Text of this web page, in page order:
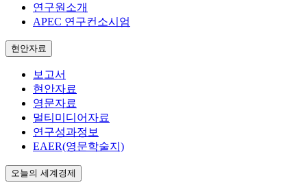
연구원소개
APEC 연구컨소시엄
현안자료
보고서
현안자료
영문자료
멀티미디어자료
연구성과정보
EAER(영문학술지)
오늘의 세계경제